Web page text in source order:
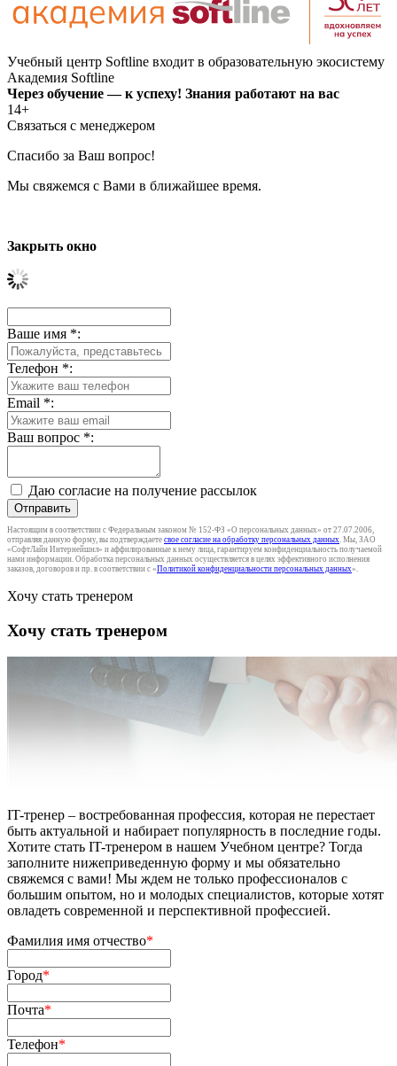
Учебный центр Softline входит в образовательную экосистему
Академия Softline
Через обучение — к успеху! Знания работают на вас
14+
Связаться с менеджером
Спасибо за Ваш вопрос!
Мы свяжемся с Вами в ближайшее время.
Закрыть окно
Ваше имя *:
Телефон *:
Email *:
Ваш вопрос *:
Даю согласие на получение рассылок
Отправить
Настоящим в соответствии с Федеральным законом № 152-ФЗ «О персональных данных» от 27.07.2006,
отправляя данную форму, вы подтверждаете свое согласие на обработку персональных данных . Мы, ЗАО
«СофтЛайн Интернейшнл» и аффилированные к нему лица, гарантируем конфиденциальность получаемой
нами информации. Обработка персональных данных осуществляется в целях эффективного исполнения
заказов, договоров и пр. в соответствии с «Политикой конфиденциальности персональных данных».
Хочу стать тренером
Хочу стать тренером
IT-тренер – востребованная профессия, которая не перестает
быть актуальной и набирает популярность в последние годы.
Хотите стать IT-тренером в нашем Учебном центре? Тогда
заполните нижеприведенную форму и мы обязательно
свяжемся с вами! Мы ждем не только профессионалов с
большим опытом, но и молодых специалистов, которые хотят
овладеть современной и перспективной профессией.
Фамилия имя отчество*
Город*
Почта*
Телефон*